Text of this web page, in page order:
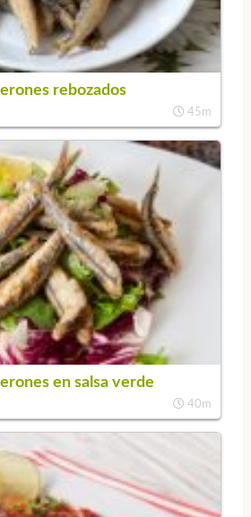
rebozados
45m
en salsa verde
40m